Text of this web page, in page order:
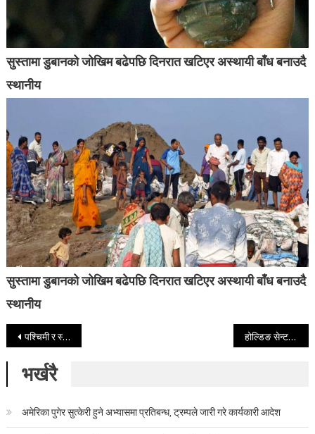
सुस्तामा डुबानको जोखिम बढेपछि दिनरात खटिएर अस्थायी बाँध बनाउदै
स्थानीय
सुस्तामा डुबानको जोखिम बढेपछि दिनरात खटिएर अस्थायी बाँध बनाउदै
स्थानीय
Post navigation
पश्चिमी र स्थानीय वायुको प्रभाव कायमै, आज यी पाँच प्रदेशमा चट्याङ्गसहित वर्षाको सम्भावना होल्डिङ सेन्टरमा सुकुमबासीलाई कैदीजस्तै राखिएको भन्दै सरकारको ध्यानाकर्षण
भर्खरै
अमेरिका पुगेर सुत्केरी हुने अभ्यासमा प्रतिबन्ध, ट्रम्पले जारी गरे कार्यकारी आदेश